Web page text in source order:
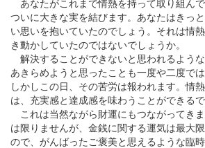
あなたがこれまで情熱を持って取り組ん
ついに大きな実を結びます。あなたはきっ
い思いを抱いていたのでしょう。それは情
き動かしていたのではないでしょうか。
解決することができないと思われるよう
あきらめようと思ったことも一度や二度で
しかしこの日、その苦労は報われます。情
は、充実感と達成感を味わうことができるで
これは当然ながら財運にもつながってき
は限りませんが、金銭に関する運気は最大
ので、がんばったご褒美と思えるような臨